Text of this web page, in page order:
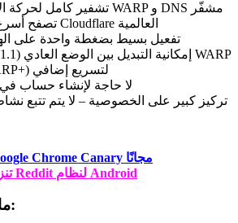
تشفير كامل لحركة الإنترنت باستخدام WARP و DNS مشفّر
تصفح أسرع من خلال شبكة Cloudflare العالمية
تفعيل بسيط بضغطة واحدة على
إمكانية التبديل بين الوضع العادي (1.1.1.1 فقط) ووضع WARP
خيار مدفوع (WARP+) لتسريع إضافي
لا حاجة لإنشاء حساب في
تركيز كبير على الخصوصية – لا يتم تتبع
تنزيل Google Chrome Canary مجانًا
تنزيل Reddit لنظام Android
ما الجديد في الإصدار: